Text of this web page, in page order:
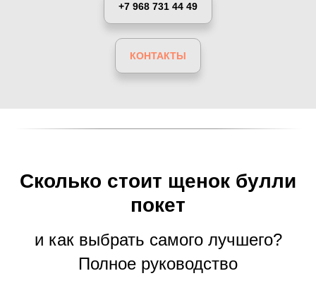
+7 968 731 44 49
КОНТАКТЫ
Сколько стоит щенок булли
покет
и как выбрать самого лучшего?
Полное руководство